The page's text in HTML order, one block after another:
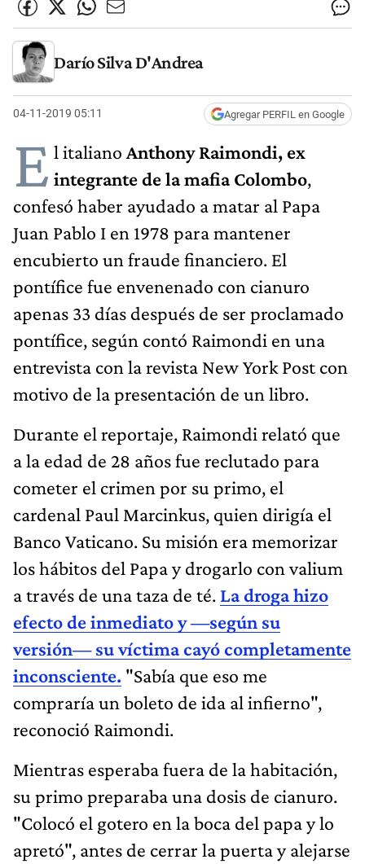
Darío Silva D'Andrea
04-11-2019 05:11 Agregar PERFIL en Google
E l italiano Anthony Raimondi, ex
integrante de la mafia Colombo,
confesó haber ayudado a matar al Papa
Juan Pablo I en 1978 para mantener
encubierto un fraude financiero. El
pontífice fue envenenado con cianuro
apenas 33 días después de ser proclamado
pontífice, según contó Raimondi en una
entrevista con la revista New York Post con
motivo de la presentación de un libro.
Durante el reportaje, Raimondi relató que
a la edad de 28 años fue reclutado para
cometer el crimen por su primo, el
cardenal Paul Marcinkus, quien dirigía el
Banco Vaticano. Su misión era memorizar
los hábitos del Papa y drogarlo con valium
a través de una taza de té. La droga hizo
efecto de inmediato y ―según su
versión― su víctima cayó completamente
inconsciente. "Sabía que eso me
compraría un boleto de ida al infierno",
reconoció Raimondi.
Mientras esperaba fuera de la habitación,
su primo preparaba una dosis de cianuro.
"Colocó el gotero en la boca del papa y lo
apretó", antes de cerrar la puerta y alejarse